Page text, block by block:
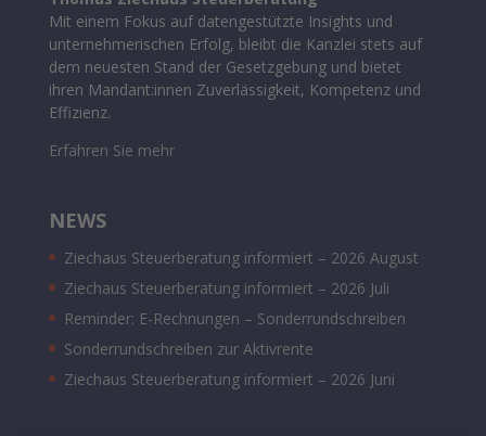
Mit einem Fokus auf datengestützte Insights und
unternehmerischen Erfolg, bleibt die Kanzlei stets auf
dem neuesten Stand der Gesetzgebung und bietet
ihren Mandant:innen Zuverlässigkeit, Kompetenz und
Effizienz.
Erfahren Sie mehr
NEWS
Ziechaus Steuerberatung informiert – 2026 August
Ziechaus Steuerberatung informiert – 2026 Juli
Reminder: E-Rechnungen – Sonderrundschreiben
Sonderrundschreiben zur Aktivrente
Ziechaus Steuerberatung informiert – 2026 Juni